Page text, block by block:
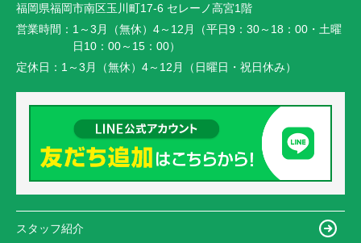
福岡県福岡市南区玉川町17-6 セレーノ高宮1階
営業時間： 1～3月（無休）4～12月（平日9：30～18：00・土曜
日10：00～15：00）
定休日： 1～3月（無休）4～12月（日曜日・祝日休み）
スタッフ紹介